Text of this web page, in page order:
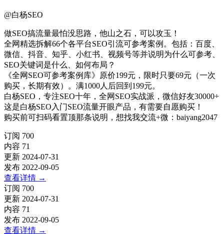
@白杨SEO
做SEO搞流量最怕没思路，他山之石，可以攻玉！
全网精选拆解66个各平台SEO引流可参考案例。包括：百度、
微信、抖音、知乎、小红书、视频号等并说明为什么可参考、
SEO关键词是什么、如何布局？
《全网SEO可参考案例库》原价199元，限时只要69元（一次
购买，长期有效）。满1000人后回到199元。
白杨SEO，专注SEO十年，全网SEO实战派，微信好友30000+
这是白杨SEO入门SEO流量开眼产品，有需要自愿购买！
购买前可扫码看置顶那条说明，想找我交流+微：baiyang2047
订阅 700
内容 71
更新 2024-07-31
发布 2022-09-05
查看详情 →
订阅 700
更新 2024-07-31
内容 71
发布 2022-09-05
查看详情 →